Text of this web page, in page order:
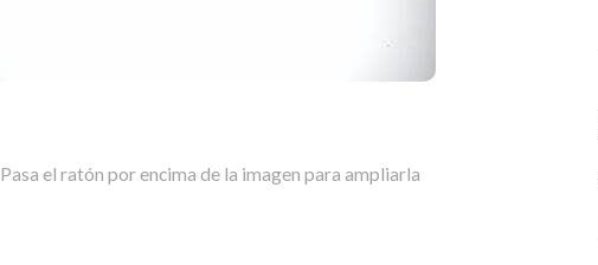
Pasa el ratón por encima de la imagen para ampliarla